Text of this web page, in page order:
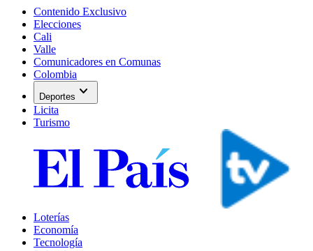
Contenido Exclusivo
Elecciones
Cali
Valle
Comunicadores en Comunas
Colombia
Deportes expand_more
Licita
Turismo
Loterías
Economía
Tecnología